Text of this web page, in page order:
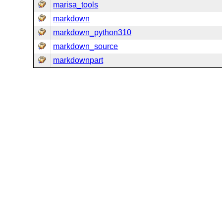
marisa_tools
markdown
markdown_python310
markdown_source
markdownpart